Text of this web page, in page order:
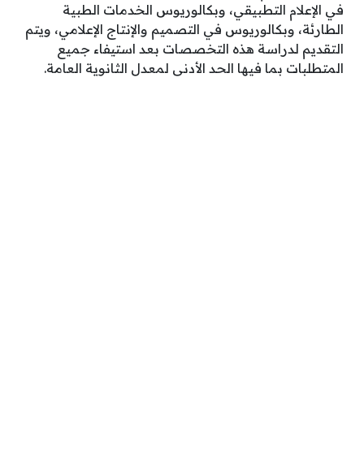
في الإعلام التطبيقي، وبكالوريوس الخدمات الطبية
الطارئة، وبكالوريوس في التصميم والإنتاج الإعلامي، ويتم
التقديم لدراسة هذه التخصصات بعد استيفاء جميع
المتطلبات بما فيها الحد الأدنى لمعدل الثانوية العامة.